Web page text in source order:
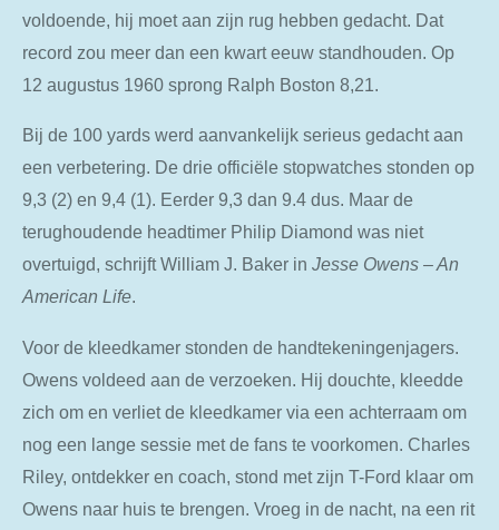
voldoende, hij moet aan zijn rug hebben gedacht. Dat
record zou meer dan een kwart eeuw standhouden. Op
12 augustus 1960 sprong Ralph Boston 8,21.
Bij de 100 yards werd aanvankelijk serieus gedacht aan
een verbetering. De drie officiële stopwatches stonden op
9,3 (2) en 9,4 (1). Eerder 9,3 dan 9.4 dus. Maar de
terughoudende headtimer Philip Diamond was niet
overtuigd, schrijft William J. Baker in Jesse Owens – An
American Life.
Voor de kleedkamer stonden de handtekeningenjagers.
Owens voldeed aan de verzoeken. Hij douchte, kleedde
zich om en verliet de kleedkamer via een achterraam om
nog een lange sessie met de fans te voorkomen. Charles
Riley, ontdekker en coach, stond met zijn T-Ford klaar om
Owens naar huis te brengen. Vroeg in de nacht, na een rit